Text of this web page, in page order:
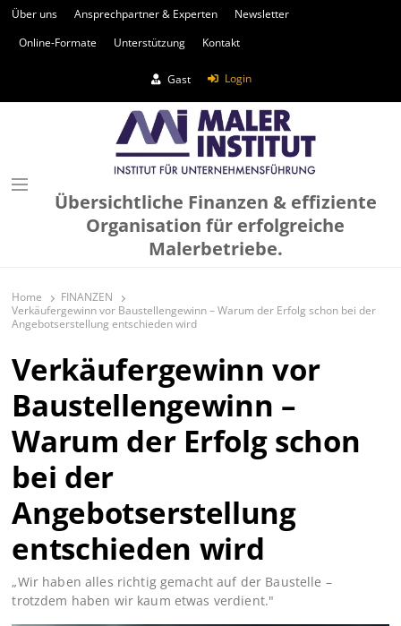
Über uns Ansprechpartner & Experten
Newsletter
Online-Formate
Unterstützung Kontakt
Gast Login
Übersichtliche Finanzen & effiziente
Organisation für erfolgreiche
Malerbetriebe.
Home
FINANZEN
Verkäufergewinn vor Baustellengewinn – Warum der Erfolg schon bei der
Angebotserstellung entschieden wird
Verkäufergewinn vor
Baustellengewinn –
Warum der Erfolg schon
bei der
Angebotserstellung
entschieden wird
„Wir haben alles richtig gemacht auf der Baustelle –
trotzdem haben wir kaum etwas verdient."